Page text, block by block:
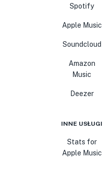
Spotify
Apple Music
Soundcloud
Amazon
Music
Deezer
INNE USŁUGI
Stats for
Apple Music